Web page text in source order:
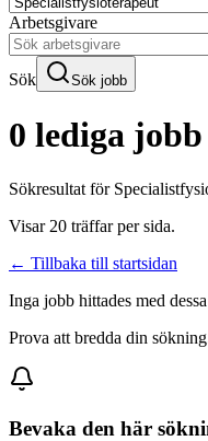
Arbetsgivare
Sök Sök jobb
0 lediga jobb
Sökresultat för
Visar 20 träffar per sida.
← Tillbaka till startsidan
Inga jobb hittades med
Prova att bredda din
Bevaka den här